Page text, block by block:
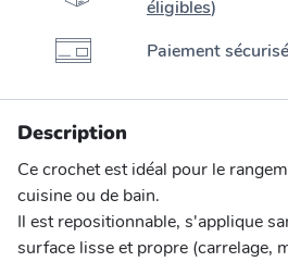
éligibles)
Paiement sécurisé
Description
Ce crochet est idéal pour le
cuisine ou de bain.
Il est repositionnable, s'applique
surface lisse et propre (carrelage,